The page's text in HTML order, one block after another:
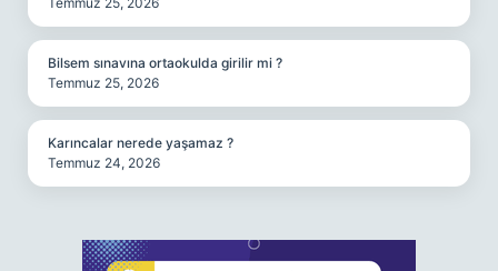
Bilsem sınavına ortaokulda girilir mi ?
Temmuz 25, 2026
Karıncalar nerede yaşamaz ?
Temmuz 24, 2026